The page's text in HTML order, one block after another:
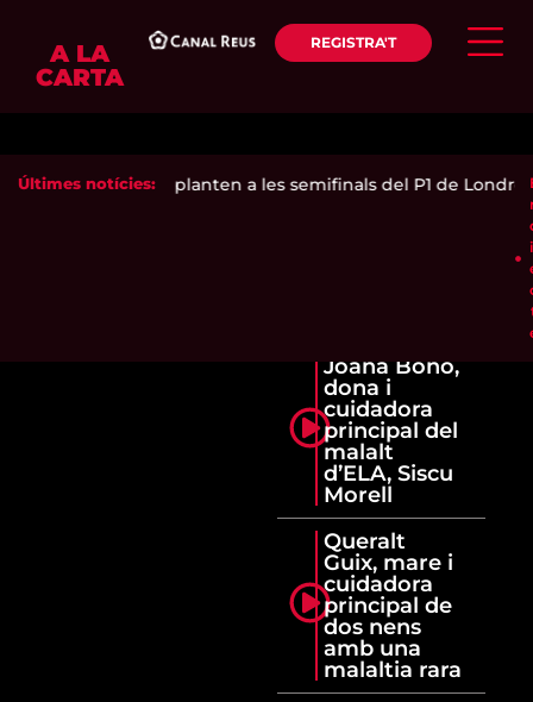
A LA
CARTA
REGISTRA'T
Últimes notícies:
Andrea Ustero es planten a les semifinals del P1 de Londres
Joana Bono,
dona i
cuidadora
principal del
malalt
d’ELA, Siscu
Morell
Queralt
Guix, mare i
cuidadora
principal de
dos nens
amb una
malaltia rara